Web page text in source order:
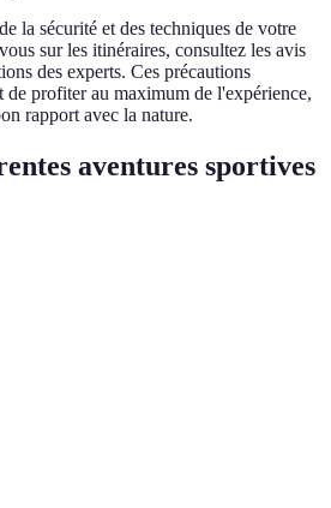
la sécurité et des techniques de votre
sur les itinéraires, consultez les avis
des experts. Ces précautions
de profiter au maximum de l'expérience,
rapport avec la nature.
aventures sportives